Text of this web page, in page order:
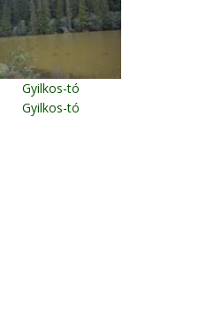
Gyilkos-tó
Gyilkos-tó